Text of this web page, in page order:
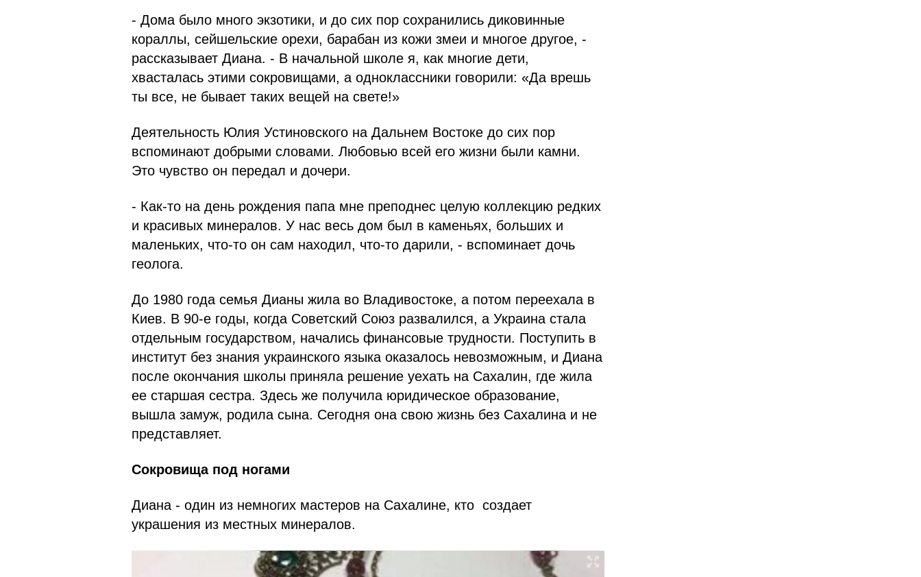
- Дома было много экзотики, и до сих пор сохранились диковинные
кораллы, сейшельские орехи, барабан из кожи змеи и многое другое, -
рассказывает Диана. - В начальной школе я, как многие дети,
хвасталась этими сокровищами, а одноклассники говорили: «Да врешь
ты все, не бывает таких вещей на свете!»
Деятельность Юлия Устиновского на Дальнем Востоке до сих пор
вспоминают добрыми словами. Любовью всей его жизни были камни.
Это чувство он передал и дочери.
- Как-то на день рождения папа мне преподнес целую коллекцию редких
и красивых минералов. У нас весь дом был в каменьях, больших и
маленьких, что-то он сам находил, что-то дарили, - вспоминает дочь
геолога.
До 1980 года семья Дианы жила во Владивостоке, а потом переехала в
Киев. В 90-е годы, когда Советский Союз развалился, а Украина стала
отдельным государством, начались финансовые трудности. Поступить в
институт без знания украинского языка оказалось невозможным, и Диана
после окончания школы приняла решение уехать на Сахалин, где жила
ее старшая сестра. Здесь же получила юридическое образование,
вышла замуж, родила сына. Сегодня она свою жизнь без Сахалина и не
представляет.
Сокровища под ногами
Диана - один из немногих мастеров на Сахалине, кто создает
украшения из местных минералов.